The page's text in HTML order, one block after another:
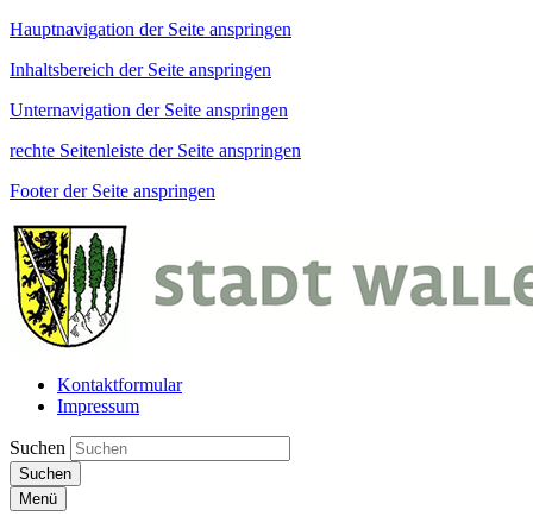
Hauptnavigation der Seite anspringen
Inhaltsbereich der Seite anspringen
Unternavigation der Seite anspringen
rechte Seitenleiste der Seite anspringen
Footer der Seite anspringen
Kontaktformular
Impressum
Suchen
Suchen
Menü